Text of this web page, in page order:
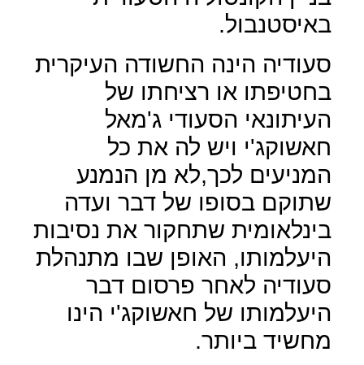
באיסטנבול.
סעודיה הינה החשודה העיקרית
בחטיפתו או רציחתו של
העיתונאי הסעודי ג'מאל
חאשוקג'י ויש לה את כל
המניעים לכך,לא מן הנמנע
שתוקם בסופו של דבר ועדה
בינלאומית שתחקור את נסיבות
היעלמותו, האופן שבו מתנהלת
סעודיה לאחר פרסום דבר
היעלמותו של חאשוקג'י הינו
מחשיד ביותר.